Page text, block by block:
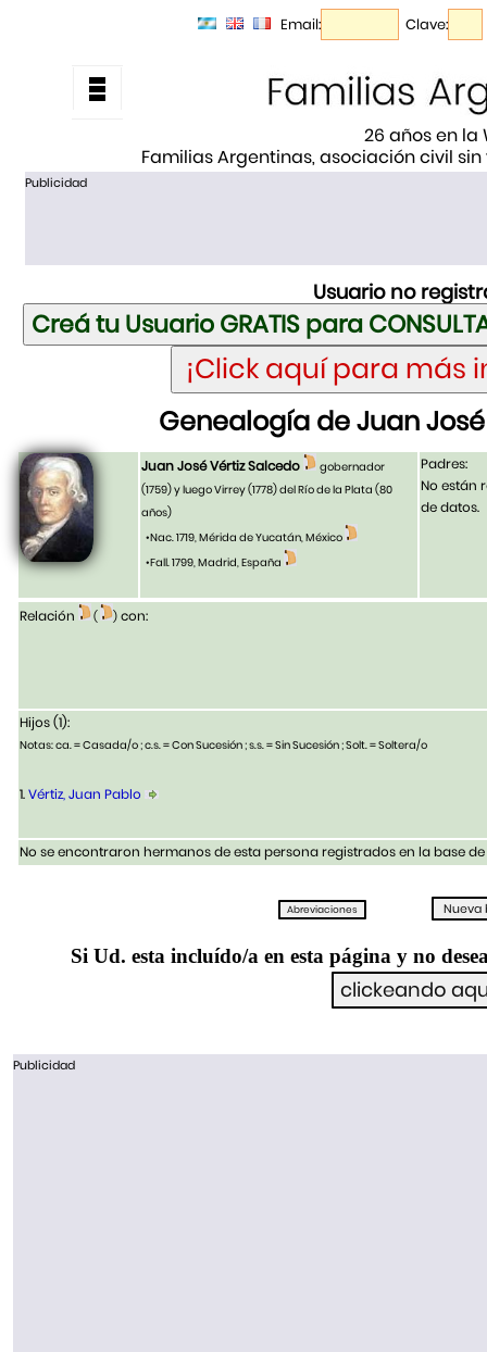
Email: Clave:
26 años en la
Familias Argentinas, asociación civil
Publicidad
Usuario no
Genealogía de Juan
Juan José Vértiz Salcedo
gobernador
(1759) y luego Virrey (1778) del Río de la Plata (80
años)
•Nac. 1719, Mérida de Yucatán, México
•Fall. 1799, Madrid, España
Padres:
No están
de datos.
Relación ( ) con:
Hijos (1):
Notas: ca. = Casada/o ; c.s. = Con Sucesión ; s.s. = Sin Sucesión ; Solt. = Soltera/o
1.Vértiz, Juan Pablo
No se encontraron hermanos de esta persona registrados en la base
Si Ud. esta incluído/a en esta página y no
Publicidad